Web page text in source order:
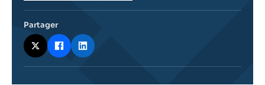
Partager